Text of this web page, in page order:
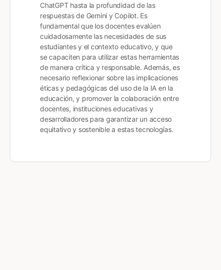
ChatGPT hasta la profundidad de las
respuestas de Gemini y Copilot. Es
fundamental que los docentes evalúen
cuidadosamente las necesidades de sus
estudiantes y el contexto educativo, y que
se capaciten para utilizar estas herramientas
de manera crítica y responsable. Además, es
necesario reflexionar sobre las implicaciones
éticas y pedagógicas del uso de la IA en la
educación, y promover la colaboración entre
docentes, instituciones educativas y
desarrolladores para garantizar un acceso
equitativo y sostenible a estas tecnologías.